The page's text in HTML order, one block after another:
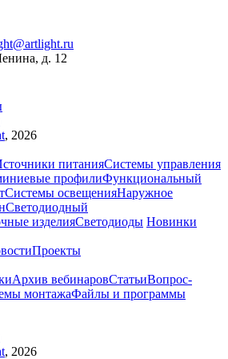
д. 12
, 2026
питанияСистемы управления
профилиФункциональный
Системы освещенияНаружное
Светодиодный
изделияСветодиоды Новинки
Проекты
Архив вебинаровСтатьиВопрос-
монтажаФайлы и программы
, 2026